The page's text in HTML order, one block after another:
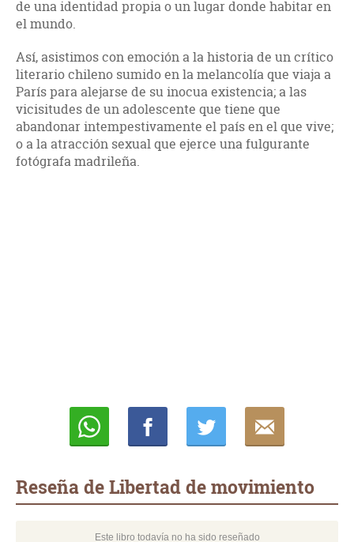
de una identidad propia o un lugar donde habitar en
el mundo.
Así, asistimos con emoción a la historia de un crítico
literario chileno sumido en la melancolía que viaja a
París para alejarse de su inocua existencia; a las
vicisitudes de un adolescente que tiene que
abandonar intempestivamente el país en el que vive;
o a la atracción sexual que ejerce una fulgurante
fotógrafa madrileña.
Reseña de Libertad de movimiento
Este libro todavía no ha sido reseñado